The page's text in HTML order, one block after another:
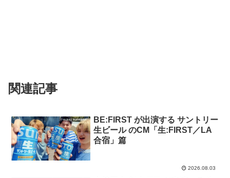
関連記事
BE:FIRST が出演する サントリー
生ビール のCM「生:FIRST／LA
合宿」篇
2026.08.03